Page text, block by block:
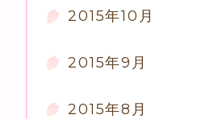
2015年10月
2015年9月
2015年8月